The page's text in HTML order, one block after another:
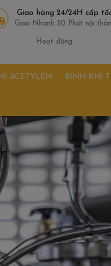
Giao hàng 24/24H cấp
Giao Nhanh 30 Phút nội
Hoạt động
ACETYLEN BÌNH KHÍ